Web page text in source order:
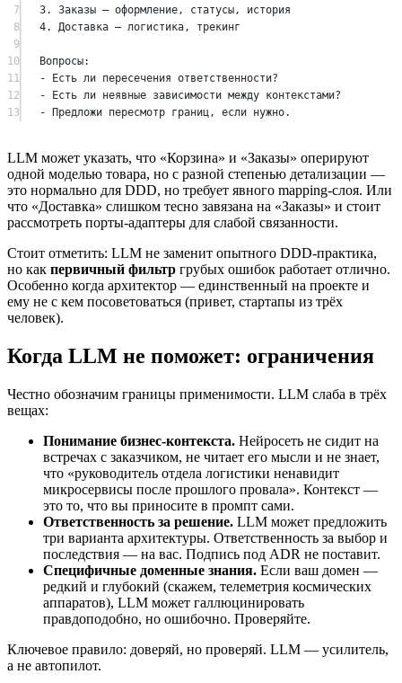
7
3. Заказы — оформление, статусы, история
8
4. Доставка — логистика, трекинг
9
10
Вопросы:
11
- Есть ли пересечения ответственности?
12
- Есть ли неявные зависимости между контекстами?
13
- Предложи пересмотр границ, если нужно.
LLM может указать, что «Корзина» и «Заказы» оперируют
одной моделью товара, но с разной степенью детализации —
это нормально для DDD, но требует явного mapping-слоя. Или
что «Доставка» слишком тесно завязана на «Заказы» и стоит
рассмотреть порты-адаптеры для слабой связанности.
Стоит отметить: LLM не заменит опытного DDD-практика,
но как первичный фильтр грубых ошибок работает отлично.
Особенно когда архитектор — единственный на проекте и
ему не с кем посоветоваться (привет, стартапы из трёх
человек).
Когда LLM не поможет: ограничения
Честно обозначим границы применимости. LLM слаба в трёх
вещах:
Понимание бизнес-контекста. Нейросеть не сидит на
встречах с заказчиком, не читает его мысли и не знает,
что «руководитель отдела логистики ненавидит
микросервисы после прошлого провала». Контекст —
это то, что вы приносите в промпт сами.
Ответственность за решение. LLM может предложить
три варианта архитектуры. Ответственность за выбор и
последствия — на вас. Подпись под ADR не поставит.
Специфичные доменные знания. Если ваш домен —
редкий и глубокий (скажем, телеметрия космических
аппаратов), LLM может галлюцинировать
правдоподобно, но ошибочно. Проверяйте.
Ключевое правило: доверяй, но проверяй. LLM — усилитель,
а не автопилот.